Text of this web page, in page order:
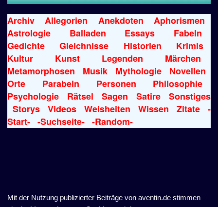
Archiv Allegorien Anekdoten
Aphorismen
Astrologie
Balladen Essays
Fabeln
Gedichte
Gleichnisse Historien
Krimis
Kultur
Kunst Legenden
Märchen
Metamorphosen
Musik Mythologie
Novellen
Orte
Parabeln Personen
Philosophie
Psychologie
Rätsel Sagen Satire
Sonstiges
Storys
Videos Weisheiten Wissen Zitate
-
Start- -Suchseite- -Random-
Mit der Nutzung publizierter Beiträge von aventin.de stimmen